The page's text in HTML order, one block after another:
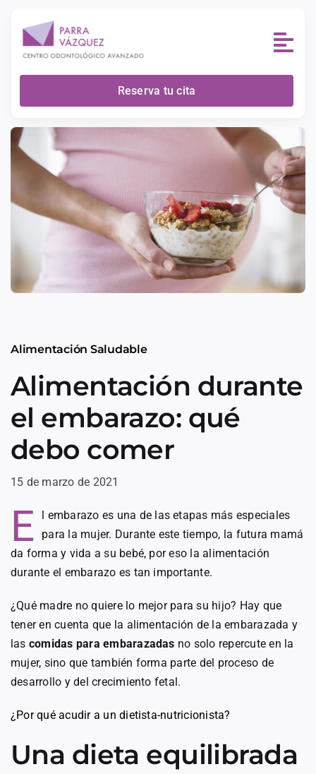
content
Reserva tu cita
Alimentación Saludable
Alimentación durante
el embarazo: qué
debo comer
15 de marzo de 2021
E
l embarazo es una de las etapas más especiales
para la mujer. Durante este tiempo, la futura mamá
da forma y vida a su bebé, por eso la alimentación
durante el embarazo es tan importante.
¿Qué madre no quiere lo mejor para su hijo? Hay que
tener en cuenta que la alimentación de la embarazada y
las comidas para embarazadas no solo repercute en la
mujer, sino que también forma parte del proceso de
desarrollo y del crecimiento fetal.
¿Por qué acudir a un dietista-nutricionista?
Una dieta equilibrada